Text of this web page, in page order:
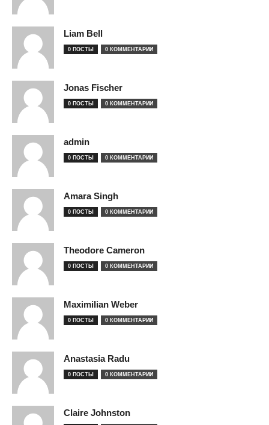
Liam Bell
0 ПОСТЫ 0 КОММЕНТАРИИ
Jonas Fischer
0 ПОСТЫ 0 КОММЕНТАРИИ
admin
0 ПОСТЫ 0 КОММЕНТАРИИ
Amara Singh
0 ПОСТЫ 0 КОММЕНТАРИИ
Theodore Cameron
0 ПОСТЫ 0 КОММЕНТАРИИ
Maximilian Weber
0 ПОСТЫ 0 КОММЕНТАРИИ
Anastasia Radu
0 ПОСТЫ 0 КОММЕНТАРИИ
Claire Johnston